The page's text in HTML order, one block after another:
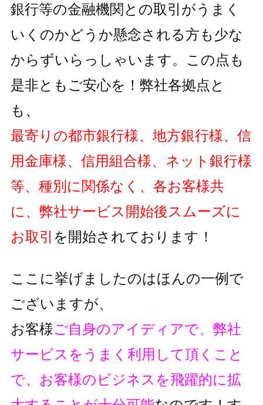
銀行等の金融機関との取引がうまく
いくのかどうか懸念される方も少な
からずいらっしゃいます。この点も
是非ともご安心を！弊社各拠点と
も、
最寄りの都市銀行様、地方銀行様、信
用金庫様、信用組合様、ネット銀行様
等、種別に関係なく、各お客様共
に、弊社サービス開始後スムーズに
お取引 を開始されております！
ここに挙げましたのはほんの一例で
ございますが、
お客様ご自身のアイディアで、弊社
サービスをうまく利用して頂くこと
で、 お客様のビジネスを飛躍的に拡